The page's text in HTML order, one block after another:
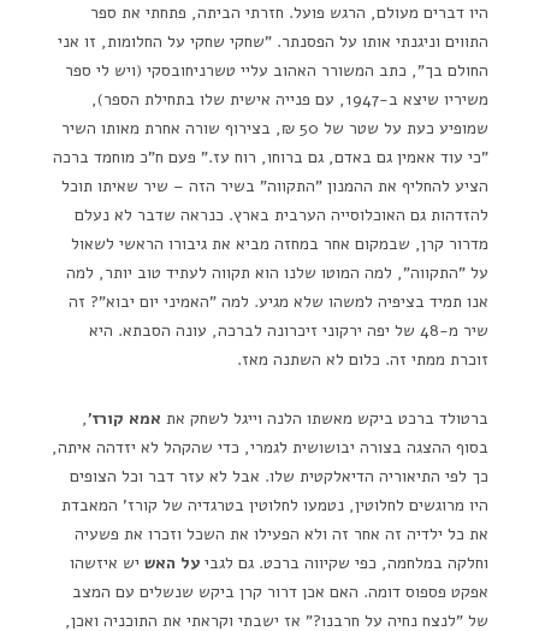
היו דברים מעולם, הרגש פועל. חזרתי הביתה, פתחתי את ספר
התווים וניגנתי אותו על הפסנתר. "שחקי שחקי על החלומות, זו אני
החולם בך", כתב המשורר האהוב עליי טשרניחובסקי (ויש לי ספר
משיריו שיצא ב-1947, עם פנייה אישית שלו בתחילת הספר),
שמופיע כעת על שטר של 50 ₪, בצירוף שורה אחרת מאותו השיר
"כי עוד אאמין גם באדם, גם ברוחו, רוח עז." פעם ח"כ מוחמד ברכה
הציע להחליף את ההמנון "התקווה" בשיר הזה – שיר שאיתו תוכל
להזדהות גם האוכלוסייה הערבית בארץ. כנראה שדבר לא נעלם
מדרור קרן, שבמקום אחר במחזה מביא את גיבורו הראשי לשאול
על "התקווה", למה המוטו שלנו הוא תקווה לעתיד טוב יותר, למה
אנו תמיד בציפיה למשהו שלא מגיע. למה "האמיני יום יבוא"? זה
שיר מ-48 של יפה ירקוני זיכרונה לברכה, עונה הסבתא. היא
זוכרת ממתי זה. כלום לא השתנה מאז.
ברטולד ברכט ביקש מאשתו הלנה וייגל לשחק את אמא קורז',
בסוף ההצגה בצורה יבושושית לגמרי, כדי שהקהל לא יזדהה איתה,
כך לפי התיאוריה הדיאלקטית שלו. אבל לא עזר דבר וכל הצופים
היו מרוגשים לחלוטין, נטמעו לחלוטין בטרגדיה של קורז' המאבדת
את כל ילדיה זה אחר זה ולא הפעילו את השכל וזכרו את פשעיה
וחלקה במלחמה, כפי שקיווה ברכט. גם לגבי על האש יש איזשהו
אפקט פספוס דומה. האם אכן דרור קרן ביקש שנשלים עם המצב
של "לנצח נחיה על חרבנו?" אז ישבתי וקראתי את התוכניה ואכן,